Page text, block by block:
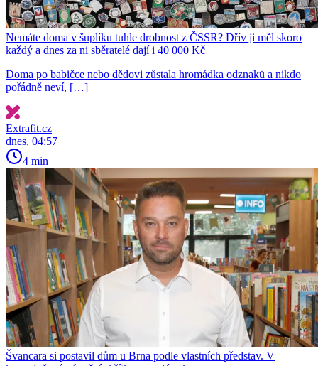
Nemáte doma v šuplíku tuhle drobnost z ČSSR? Dřív ji měl skoro
každý a dnes za ni sběratelé dají i 40 000 Kč
Doma po babičce nebo dědovi zůstala hromádka odznaků a nikdo
pořádně neví, […]
Extrafit.cz
dnes, 04:57
4 min
Švancara si postavil dům u Brna podle vlastních představ. V